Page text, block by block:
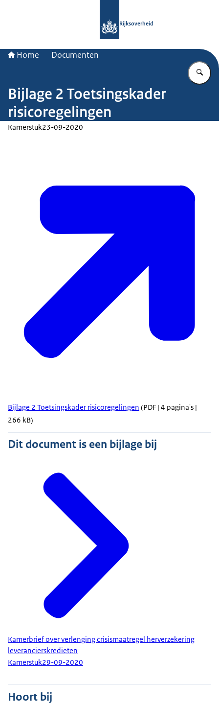
Rijksoverheid
Home Documenten
Bijlage 2 Toetsingskader
risicoregelingen
Kamerstuk23-09-2020
Bijlage 2 Toetsingskader risicoregelingen (PDF | 4 pagina's |
266 kB)
Dit document is een bijlage bij
Kamerbrief over verlenging crisismaatregel herverzekering
leverancierskredieten
Kamerstuk29-09-2020
Hoort bij